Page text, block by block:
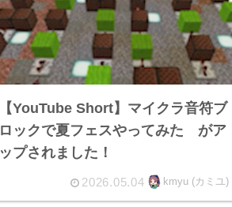
【YouTube Short】マイクラ音符ブ
ロックで夏フェスやってみた がア
ップされました！
2026.05.04 kmyu (カミユ)